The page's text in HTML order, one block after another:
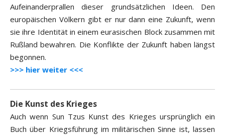
Aufeinanderprallen dieser grundsätzlichen Ideen. Den
europäischen Völkern gibt er nur dann eine Zukunft, wenn
sie ihre Identität in einem eurasischen Block zusammen mit
Rußland bewahren. Die Konflikte der Zukunft haben längst
begonnen.
>>> hier weiter <<<
Die Kunst des Krieges
Auch wenn Sun Tzus Kunst des Krieges ursprünglich ein
Buch über Kriegsführung im militärischen Sinne ist, lassen